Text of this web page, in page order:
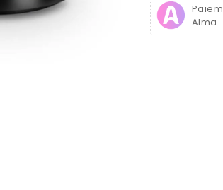
paint)
SANS
HEMA
Alma